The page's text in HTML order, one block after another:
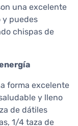
una excelente
y puedes
chispas de
forma excelente
y lleno
de dátiles
1/4 taza de